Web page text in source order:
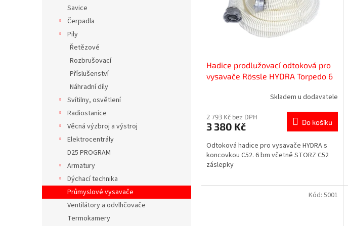
Savice
Čerpadla
Pily
Řetězové
Rozbrušovací
Příslušenství
Náhradní díly
Svítilny, osvětlení
Radiostanice
Věcná výzbroj a výstroj
Elektrocentrály
D25 PROGRAM
Armatury
Dýchací technika
Průmyslové vysavače
Ventilátory a odvlhčovače
Termokamery
Hadice prodlužovací odtoková pro
vysavače Rössle HYDRA Torpedo 6
Skladem u dodavatele
2 793 Kč bez DPH
3 380 Kč Do košíku
Odtoková hadice pro vysavače HYDRA s
koncovkou C52. 6 bm včetně STORZ C52
záslepky
Kód: 5001